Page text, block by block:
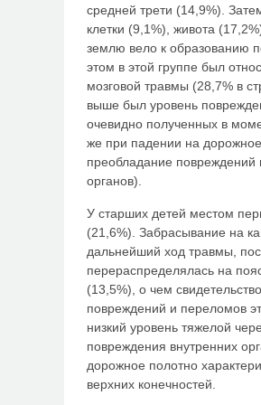
средней трети (14,9%).
клетки (9,1%), живота
землю вело к образованию
этом в этой группе был
мозговой травмы (28,7% в
выше был уровень
очевидно полученных в
же при падении на
преобладание повреждений
органов).
У старших детей местом
(21,6%). Забрасывание на
дальнейший ход травмы,
перераспределялась на
(13,5%), о чем
повреждений и переломов
низкий уровень тяжелой
повреждения внутренних
дорожное полотно
верхних конечностей.